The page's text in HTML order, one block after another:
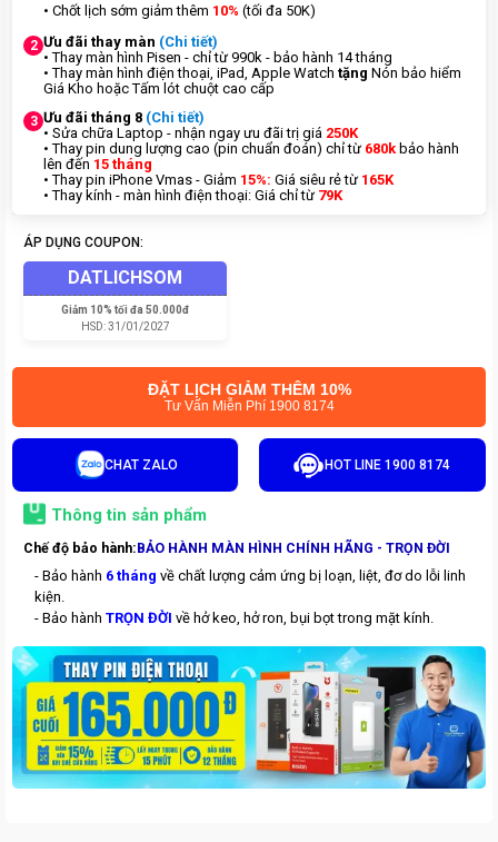
• Chốt lịch sớm giảm thêm 10% (tối đa 50K)
2 Ưu đãi thay màn (Chi tiết)
• Thay màn hình Pisen - chỉ từ 990k - bảo hành 14 tháng
• Thay màn hình điện thoại, iPad, Apple Watch tặng Nón bảo hiểm
Giá Kho hoặc Tấm lót chuột cao cấp
3 Ưu đãi tháng 8 (Chi tiết)
• Sửa chữa Laptop - nhận ngay ưu đãi trị giá 250K
• Thay pin dung lượng cao (pin chuẩn đoán) chỉ từ 680k bảo hành
lên đến 15 tháng
• Thay pin iPhone Vmas - Giảm 15%: Giá siêu rẻ từ 165K
• Thay kính - màn hình điện thoại: Giá chỉ từ 79K
ÁP DỤNG COUPON:
DATLICHSOM
Giảm 10% tối đa 50.000đ
HSD:31/01/2027
ĐẶT LỊCH GIẢM THÊM 10%
Tư Vấn Miễn Phí 1900 8174
CHAT ZALO HOT LINE 1900 8174
Thông tin sản phẩm
Chế độ bảo hành:BẢO HÀNH MÀN HÌNH CHÍNH HÃNG - TRỌN ĐỜI
- Bảo hành 6 tháng về chất lượng cảm ứng bị loạn, liệt, đơ do lỗi linh
kiện.
- Bảo hành TRỌN ĐỜI về hở keo, hở ron, bụi bọt trong mặt kính.